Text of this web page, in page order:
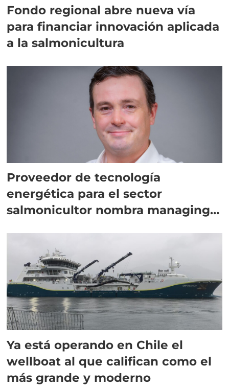
Fondo regional abre nueva vía
para financiar innovación aplicada
a la salmonicultura
Proveedor de tecnología
energética para el sector
salmonicultor nombra managing
Ya está operando en Chile el
wellboat al que califican como el
más grande y moderno